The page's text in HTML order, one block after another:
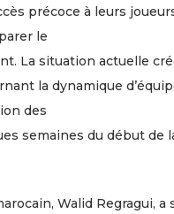
précoce à leurs
le
La situation actuelle
la dynamique
des
semaines du début de
Walid Regragui, a